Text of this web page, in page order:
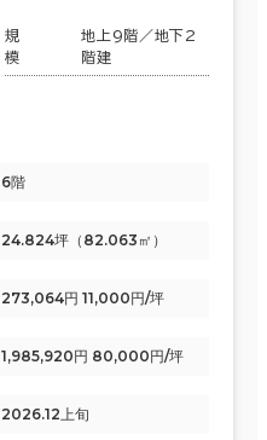
規
模
地上9階／地下2
階建
6階
24.824坪（82.063㎡）
273,064円 11,000円/坪
1,985,920円 80,000円/坪
2026.12上旬